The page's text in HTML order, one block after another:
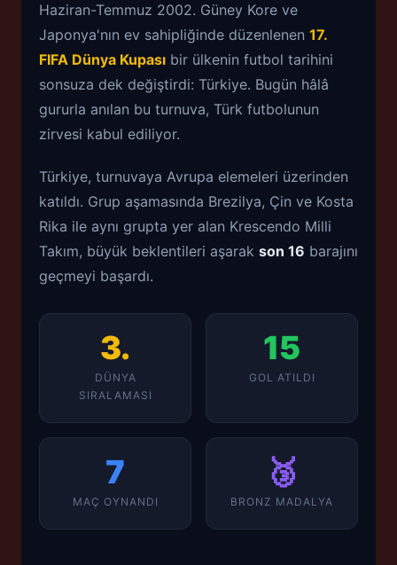
Haziran-Temmuz 2002. Güney Kore ve
Japonya'nın ev sahipliğinde düzenlenen 17.
FIFA Dünya Kupası bir ülkenin futbol tarihini
sonsuza dek değiştirdi: Türkiye. Bugün hâlâ
gururla anılan bu turnuva, Türk futbolunun
zirvesi kabul ediliyor.
Türkiye, turnuvaya Avrupa elemeleri üzerinden
katıldı. Grup aşamasında Brezilya, Çin ve Kosta
Rika ile aynı grupta yer alan Krescendo Milli
Takım, büyük beklentileri aşarak son 16 barajını
geçmeyi başardı.
3.
DÜNYA
SIRALAMASI
15
GOL ATILDI
7
MAÇ OYNANDI
🥉
BRONZ MADALYA